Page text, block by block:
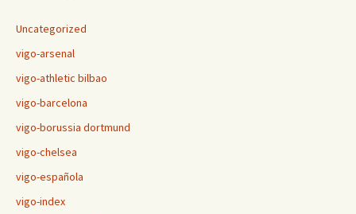
Uncategorized
vigo-arsenal
vigo-athletic bilbao
vigo-barcelona
vigo-borussia dortmund
vigo-chelsea
vigo-española
vigo-index